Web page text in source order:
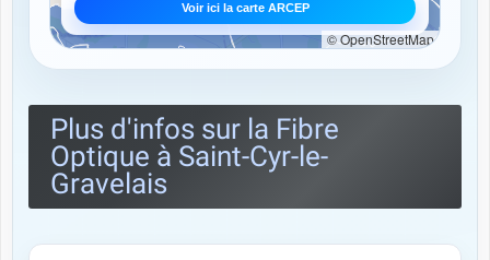
Voir ici la carte ARCEP
© OpenStreetMap
Plus d'infos sur la Fibre
Optique à Saint-Cyr-le-
Gravelais